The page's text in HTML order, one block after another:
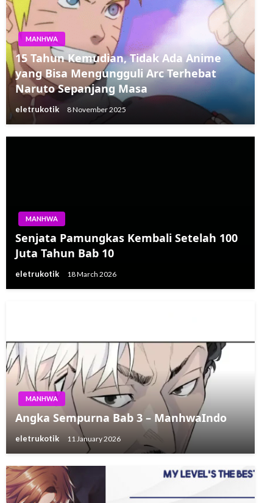
MANHWA
15 Tahun Kemudian, Tidak Ada Anime
yang Bisa Mengungguli Arc Terhebat
Naruto Sepanjang Masa
eletrukotik 8 November 2025
MANHWA
Senjata Pamungkas Kembali Setelah 100
Juta Tahun Bab 10
eletrukotik 18 March 2026
MANHWA
Angka Sempurna Bab 3 – ManhwaIndo
eletrukotik 11 January 2026